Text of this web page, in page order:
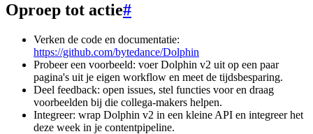
Oproep tot actie#
Verken de code en documentatie:
https://github.com/bytedance/Dolphin
Probeer een voorbeeld: voer Dolphin v2 uit op een paar
pagina's uit je eigen workflow en meet de tijdsbesparing.
Deel feedback: open issues, stel functies voor en draag
voorbeelden bij die collega-makers helpen.
Integreer: wrap Dolphin v2 in een kleine API en integreer het
deze week in je contentpipeline.